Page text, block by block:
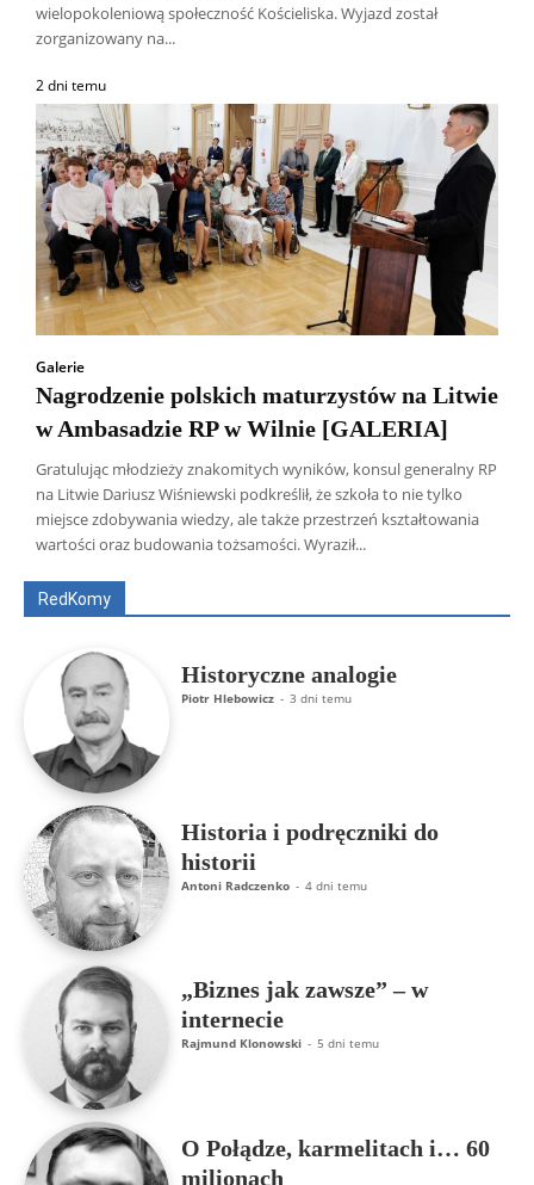
wielopokoleniową społeczność Kościeliska. Wyjazd został
zorganizowany na...
2 dni temu
Galerie
Nagrodzenie polskich maturzystów na Litwie
w Ambasadzie RP w Wilnie [GALERIA]
Gratulując młodzieży znakomitych wyników, konsul generalny RP
na Litwie Dariusz Wiśniewski podkreślił, że szkoła to nie tylko
miejsce zdobywania wiedzy, ale także przestrzeń kształtowania
wartości oraz budowania tożsamości. Wyraził...
RedKomy
Wszyscy Aleksander Borowik
Antoni Radczenko
Artur Płokszto
Grzegorz Górny
ks. Jarosław Wąsowicz SDB
Historyczne analogie
Piotr Hlebowicz - 3 dni temu
Historia i podręczniki do
historii
Antoni Radczenko - 4 dni temu
„Biznes jak zawsze” – w
internecie
Rajmund Klonowski - 5 dni temu
O Połądze, karmelitach i… 60
milionach